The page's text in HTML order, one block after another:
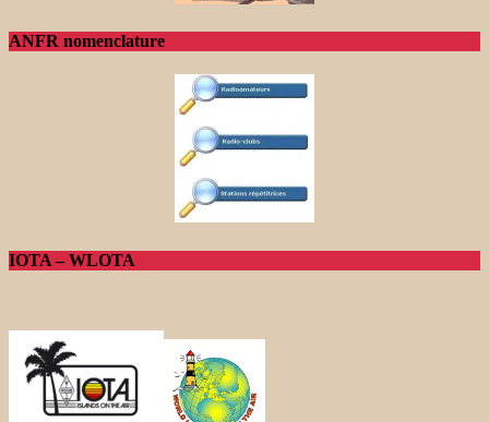
ANFR nomenclature
IOTA – WLOTA